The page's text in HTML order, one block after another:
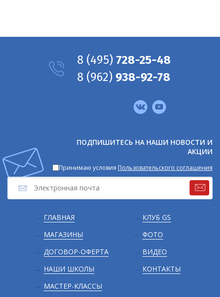
Подвал
ГЛАВНАЯ
МАГАЗИНЫ
ДОГОВОР-ОФЕРТА
НАШИ ШКОЛЫ
МАСТЕР-КЛАССЫ
КЛУБ GS
ФОТО
ВИДЕО
КОНТАКТЫ
ПОДПИШИТЕСЬ НА НАШИ НОВОСТИ И
АКЦИИ
Принимаю условия Пользовательского соглашения
8 (495) 728-25-48
8 (962) 938-92-78